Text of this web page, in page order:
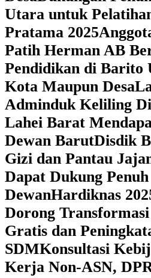
Utara untuk
Pratama 2025
Patih Herman AB
Pendidikan di Barito
Kota Maupun Desa
Adminduk Keliling
Lahei Barat
Dewan BarutDisdik
Gizi dan Pantau
Dapat Dukung Penuh
DewanHardiknas
Dorong
Gratis dan
SDMKonsultasi
Kerja Non-ASN,